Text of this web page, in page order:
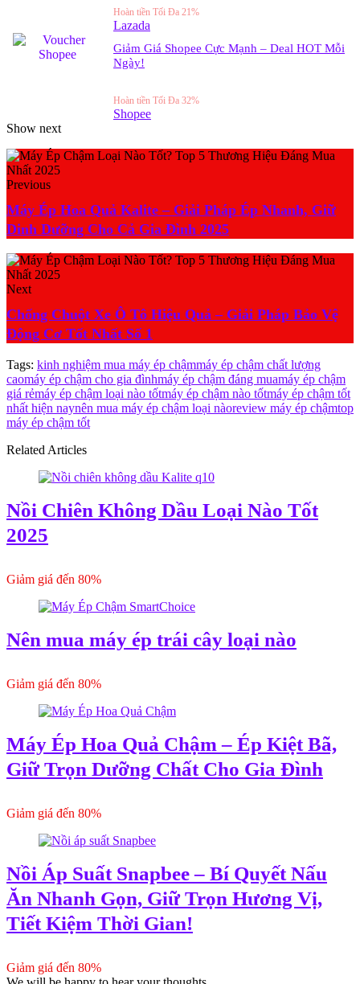
Hoàn tiền Tối Đa 21%
Lazada
Giảm Giá Shopee Cực Mạnh – Deal HOT Mỗi
Ngày!
Hoàn tiền Tối Đa 32%
Shopee
Show next
Previous
Máy Ép Hoa Quả Kalite – Giải Pháp Ép Nhanh, Giữ
Dinh Dưỡng Cho Cả Gia Đình 2025
Next
Chống Chuột Xe Ô Tô Hiệu Quả – Giải Pháp Bảo Vệ
Động Cơ Tốt Nhất Số 1
Tags: kinh nghiệm mua máy ép chậmmáy ép chậm chất lượng
caomáy ép chậm cho gia đìnhmáy ép chậm đáng muamáy ép chậm
giá rẻmáy ép chậm loại nào tốtmáy ép chậm nào tốtmáy ép chậm tốt
nhất hiện naynên mua máy ép chậm loại nàoreview máy ép chậmtop
máy ép chậm tốt
Related Articles
Nồi Chiên Không Dầu Loại Nào Tốt
2025
Giảm giá đến 80%
Nên mua máy ép trái cây loại nào
Giảm giá đến 80%
Máy Ép Hoa Quả Chậm – Ép Kiệt Bã,
Giữ Trọn Dưỡng Chất Cho Gia Đình
Giảm giá đến 80%
Nồi Áp Suất Snapbee – Bí Quyết Nấu
Ăn Nhanh Gọn, Giữ Trọn Hương Vị,
Tiết Kiệm Thời Gian!
Giảm giá đến 80%